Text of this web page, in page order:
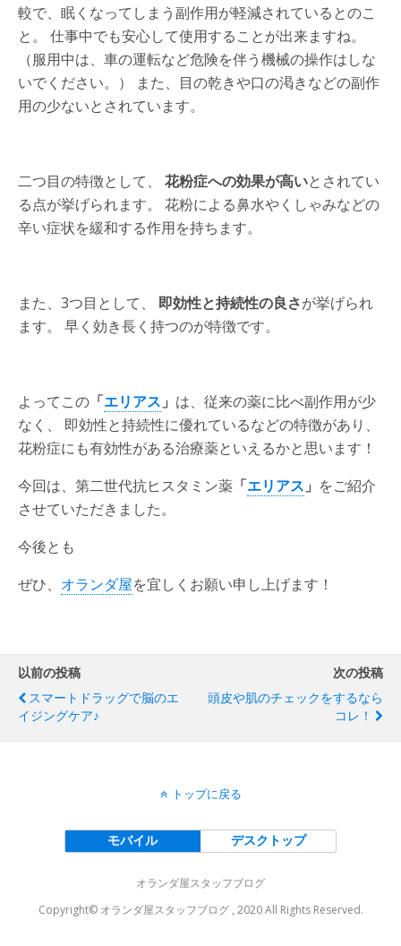
較で、眠くなってしまう副作用が軽減されているとのこ
と。 仕事中でも安心して使用することが出来ますね。
（服用中は、車の運転など危険を伴う機械の操作はしな
いでください。） また、目の乾きや口の渇きなどの副作
用の少ないとされています。
二つ目の特徴として、 花粉症への効果が高いとされてい
る点が挙げられます。 花粉による鼻水やくしゃみなどの
辛い症状を緩和する作用を持ちます。
また、3つ目として、 即効性と持続性の良さが挙げられ
ます。 早く効き長く持つのが特徴です。
よってこの 「エリアス 」 は、従来の薬に比べ副作用が少
なく、 即効性と持続性に優れているなどの特徴があり、
花粉症にも有効性がある治療薬といえるかと思います！
今回は、第二世代抗ヒスタミン薬 「エリアス 」 をご紹介
させていただきました。
今後とも
ぜひ、 オランダ屋を宜しくお願い申し上げます！
以前の投稿
スマートドラッグで脳のエ
イジングケア♪
次の投稿
頭皮や肌のチェックをするなら
コレ！
トップに戻る
モバイル デスクトップ
オランダ屋スタッフブログ
Copyright© オランダ屋スタッフブログ , 2020 All Rights Reserved.